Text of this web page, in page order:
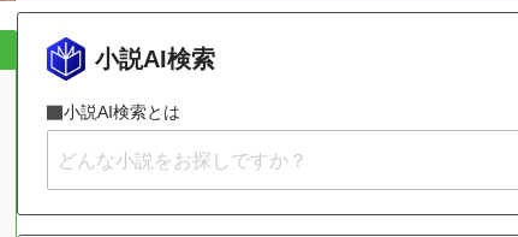
小説AI検索
小説AI検索とは